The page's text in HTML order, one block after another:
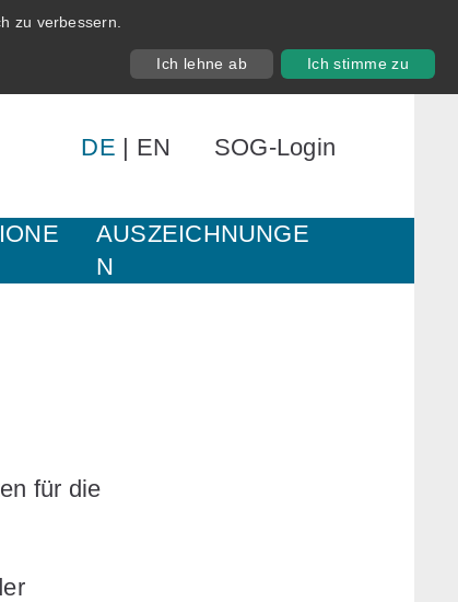
zu verbessern.
Ich lehne ab Ich stimme zu
DE | EN SOG-Login
AUSZEICHNUNGE
N
für die